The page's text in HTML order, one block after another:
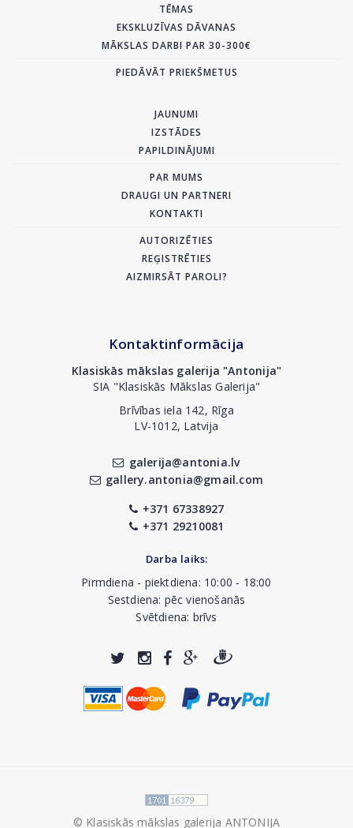
TĒMAS
EKSKLUZĪVAS DĀVANAS
MĀKSLAS DARBI PAR 30-300€
PIEDĀVĀT PRIEKŠMETUS
JAUNUMI
IZSTĀDES
PAPILDINĀJUMI
PAR MUMS
DRAUGI UN PARTNERI
KONTAKTI
AUTORIZĒTIES
REĢISTRĒTIES
AIZMIRSĀT PAROLI?
Kontaktinformācija
Klasiskās mākslas galerija "Antonija"
SIA "Klasiskās Mākslas Galerija"
Brīvības iela 142, Rīga
LV-1012, Latvija
galerija@antonia.lv
gallery.antonia@gmail.com
+371 67338927
+371 29210081
Darba laiks:
Pirmdiena - piektdiena: 10:00 - 18:00
Sestdiena: pēc vienošanās
Svētdiena: brīvs
© Klasiskās mākslas galerija ANTONIJA